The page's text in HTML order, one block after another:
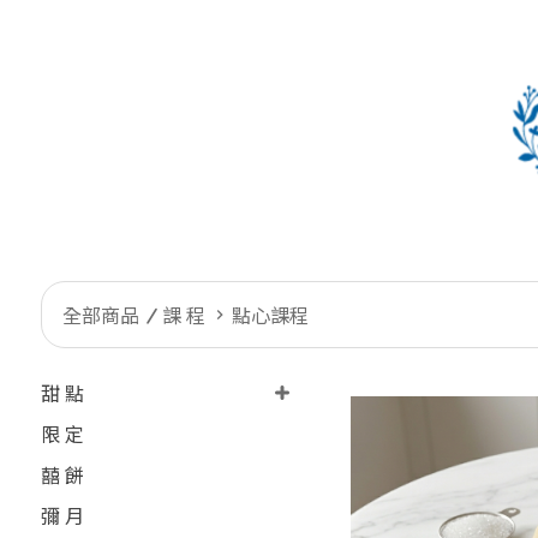
全部商品 課 程 點心課程
甜 點
限 定
囍 餅
彌 月